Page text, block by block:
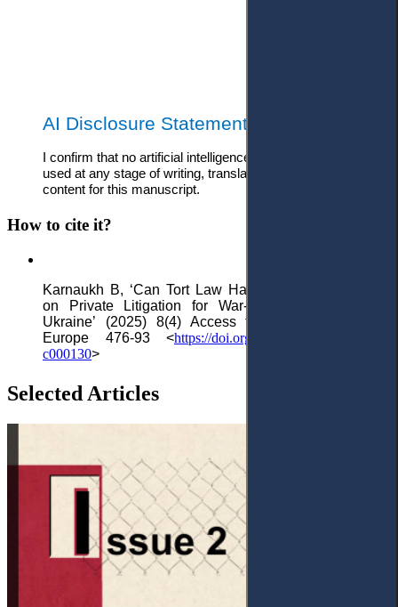
AI Disclosure Statement:
I confirm that no artificial intelligence tools or services were
used at any stage of writing, translating, editing, or analyzing
content for this manuscript.
How to cite it?
Karnaukh B, ‘Can Tort Law Handle War? Reflections
on Private Litigation for War-Related Damages in
Ukraine’ (2025) 8(4) Access to Justice in Eastern
Europe 476-93 <https://doi.org/10.33327/AJEE-18-8.4-
c000130>
Selected Articles